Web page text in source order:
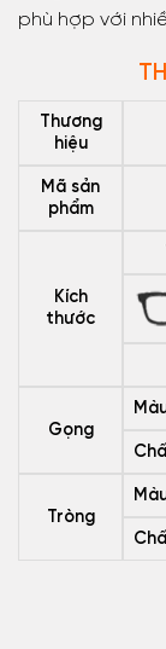
phù hợp với
Thương
hiệu
Mã sản
phẩm
Kích
thước
Gọng
Tròng